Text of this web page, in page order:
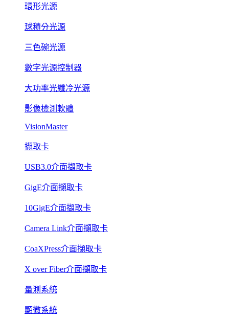
環形光源
球積分光源
三色碗光源
數字光源控制器
大功率光纖冷光源
影像檢測軟體
VisionMaster
擷取卡
USB3.0介面擷取卡
GigE介面擷取卡
10GigE介面擷取卡
Camera Link介面擷取卡
CoaXPress介面擷取卡
X over Fiber介面擷取卡
量測系統
顯微系統